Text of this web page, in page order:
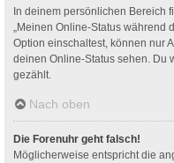
In deinem persönlichen Bereich
„Meinen Online-Status während
Option einschaltest, können nur
deinen Online-Status sehen. Du
gezählt.
Nach oben
Die Forenuhr geht falsch!
Möglicherweise entspricht die